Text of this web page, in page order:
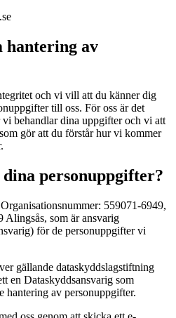
av
och vi vill att du känner dig
till oss. För oss är det
behandlar dina uppgifter och vi att
gör att du förstår hur vi kommer
personuppgifter?
559071-6949,
Alingsås, som är ansvarig
för de personuppgifter vi
gällande dataskyddslagstiftning
en Dataskyddsansvarig som
hantering av personuppgifter.